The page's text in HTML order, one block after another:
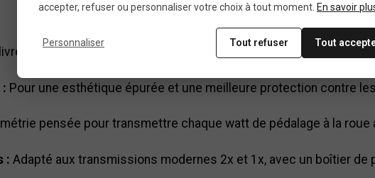
prêt à assembler, idéal pour les cyclistes souhaitant
Pour une esthétique épurée et une meilleure protection contre
pensée pour transmettre chaque watt de pédalage à la roue
: Adapté aux transmissions modernes 2x et 1x, avec un boîtier de
accepter, refuser ou personnaliser votre choix à tout moment. En savoir
Personnaliser Tout refuser Tout